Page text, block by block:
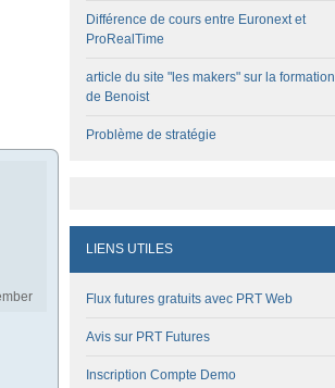
Différence de cours entre Euronext et
ProRealTime
article du site "les makers" sur la formation
de Benoist
Problème de stratégie
LIENS UTILES
Flux futures gratuits avec PRT Web
Avis sur PRT Futures
Inscription Compte Demo